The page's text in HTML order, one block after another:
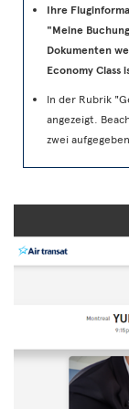
Ihre
"Meine
Dokumenten
Economy Class
In der Rubrik
angezeigt.
zwei